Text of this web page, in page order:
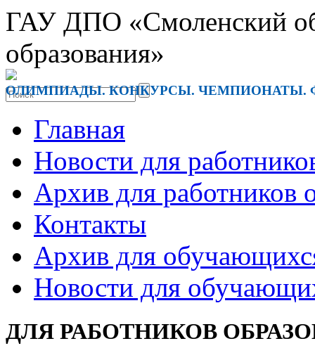
ГАУ ДПО «Смоленский
образования»
ОЛИМПИАДЫ. КОНКУРСЫ. ЧЕМПИОНАТЫ.
Главная
Новости для
Архив для работников
Контакты
Архив для
Новости для
ДЛЯ РАБОТНИКОВ